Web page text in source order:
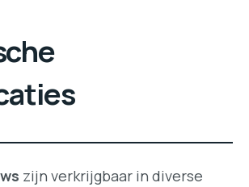
zijn verkrijgbaar in diverse